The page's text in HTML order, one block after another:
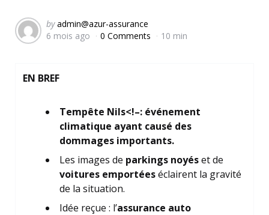
Posted
by
by admin@azur-assurance
6 mois ago
0 Comments 10 min
EN BREF
Tempête Nils<!–: événement
climatique ayant causé des
dommages importants.
Les images de parkings noyéset de
voitures emportéeséclairent la gravité
de la situation.
Idée reçue : l’assurance auto